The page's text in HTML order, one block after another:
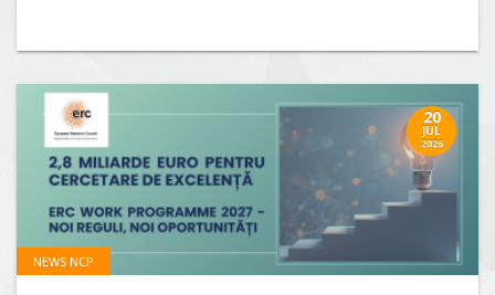
20
JUL
2026
NEWS NCP